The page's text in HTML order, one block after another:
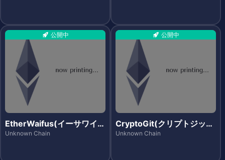
公開中
EtherWaifus(イーサワイフ
ス)
Unknown Chain
公開中
CryptoGit(クリプトジッ
ト)
Unknown Chain